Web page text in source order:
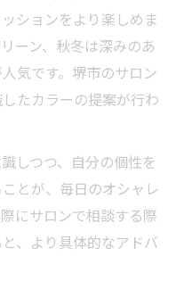
ションをより楽しめま
ーン、秋冬は深みのあ
気です。堺市のサロン
たカラーの提案が行わ
しつつ、自分の個性を
とが、毎日のオシャレ
にサロンで相談する際
、より具体的なアドバ